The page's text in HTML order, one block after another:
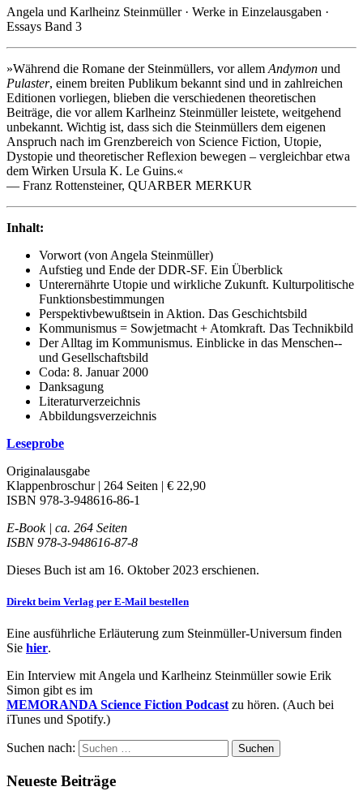
Angela und Karlheinz Steinmüller · Werke in Einzelausgaben ·
Essays Band 3
»Während die Romane der Steinmüllers, vor allem Andymon und
Pulaster, einem breiten Publikum bekannt sind und in zahlreichen
Editionen vorliegen, blieben die verschiedenen theoretischen
Beiträge, die vor allem Karlheinz Steinmüller leistete, weitgehend
unbekannt. Wichtig ist, dass sich die Steinmüllers dem eigenen
Anspruch nach im Grenzbereich von Science Fiction, Utopie,
Dystopie und theoretischer Reflexion bewegen – vergleichbar etwa
dem Wirken Ursula K. Le Guins.«
— Franz Rottensteiner, QUARBER MERKUR
Inhalt:
Vorwort (von Angela Steinmüller)
Aufstieg und Ende der DDR-­SF. Ein Überblick
Unterernährte Utopie und wirkliche Zukunft. Kulturpolitische
Funktionsbestimmungen
Perspektivbewußtsein in Aktion. Das Geschichtsbild
Kommunismus = Sowjetmacht + Atomkraft. Das Technikbild
Der Alltag im Kommunismus. Einblicke in das Menschen-­
und Gesellschaftsbild
Coda: 8. Januar 2000
Danksagung
Literaturverzeichnis
Abbildungsverzeichnis
Leseprobe
Originalausgabe
Klappenbroschur | 264 Seiten | € 22,90
ISBN 978-3-948616-86-1
E-Book | ca. 264 Seiten
ISBN 978-3-948616-87-8
Dieses Buch ist am 16. Oktober 2023 erschienen.
Direkt beim Verlag per E-Mail bestellen
Eine ausführliche Erläuterung zum Steinmüller-Universum finden
Sie hier.
Ein Interview mit Angela und Karlheinz Steinmüller sowie Erik
Simon gibt es im
MEMORANDA Science Fiction Podcast zu hören. (Auch bei
iTunes und Spotify.)
Suchen nach:
Neueste Beiträge